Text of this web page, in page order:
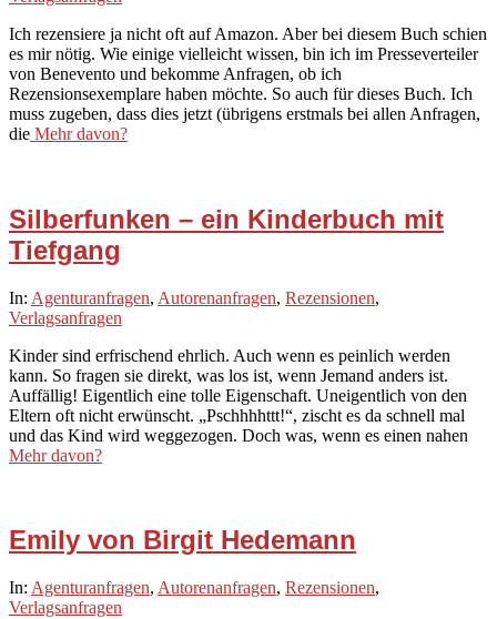
Ich rezensiere ja nicht oft auf Amazon. Aber bei diesem Buch schien
es mir nötig. Wie einige vielleicht wissen, bin ich im Presseverteiler
von Benevento und bekomme Anfragen, ob ich
Rezensionsexemplare haben möchte. So auch für dieses Buch. Ich
muss zugeben, dass dies jetzt (übrigens erstmals bei allen Anfragen,
die Mehr davon?
Silberfunken – ein Kinderbuch mit
Tiefgang
2020-
10-
In: Agenturanfragen, Autorenanfragen, Rezensionen,
Verlagsanfragen
Kinder sind erfrischend ehrlich. Auch wenn es peinlich werden
kann. So fragen sie direkt, was los ist, wenn Jemand anders ist.
Auffällig! Eigentlich eine tolle Eigenschaft. Uneigentlich von den
Eltern oft nicht erwünscht. „Pschhhhttt!“, zischt es da schnell mal
und das Kind wird weggezogen. Doch was, wenn es einen nahen
Mehr davon?
Emily von Birgit Hedemann
2020-
08-
In: Agenturanfragen, Autorenanfragen, Rezensionen,
Verlagsanfragen